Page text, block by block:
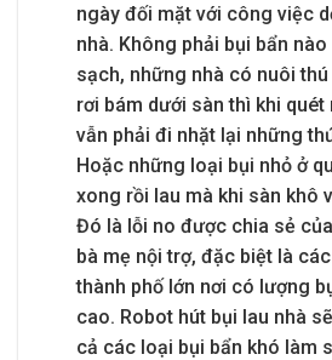
ngày đối mặt với công việc
nhà. Không phải bụi bẩn
sạch, những nhà có nuôi
rơi bám dưới sàn thì khi quét
vẫn phải đi nhặt lại những
Hoặc những loại bụi nhỏ ở
xong rồi lau mà khi sàn khô
Đó là lỗi no được chia sẻ
bà mẹ nội trợ, đặc biệt là
thành phố lớn nơi có lượng
cao. Robot hút bụi lau nhà
cả các loại bụi bẩn khó làm